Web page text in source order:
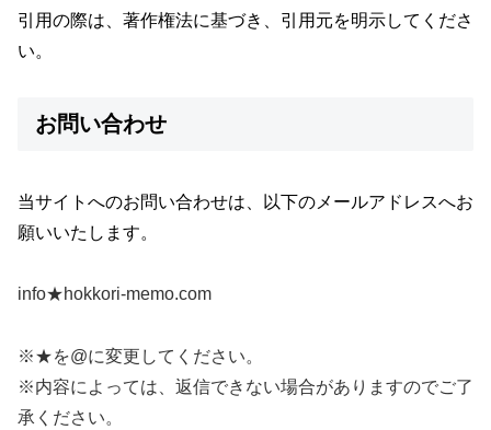
引用の際は、著作権法に基づき、引用元を明示してくださ
い。
お問い合わせ
当サイトへのお問い合わせは、以下のメールアドレスへお
願いいたします。
info★hokkori-memo.com
※★を@に変更してください。
※内容によっては、返信できない場合がありますのでご了
承ください。